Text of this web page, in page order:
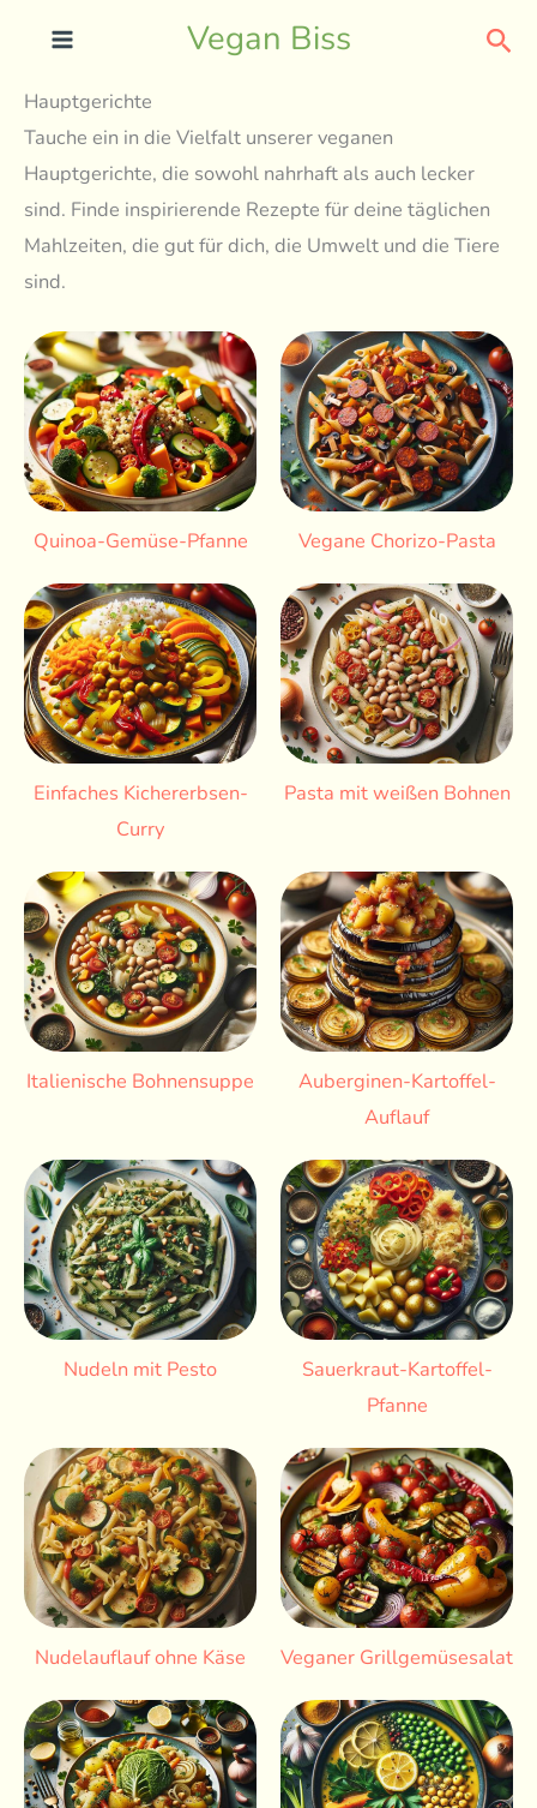
content
Vegan Biss
Hauptgerichte
Tauche ein in die Vielfalt unserer veganen
Hauptgerichte, die sowohl nahrhaft als auch lecker
sind. Finde inspirierende Rezepte für deine täglichen
Mahlzeiten, die gut für dich, die Umwelt und die Tiere
sind.
Quinoa-Gemüse-Pfanne Vegane Chorizo-Pasta
Einfaches Kichererbsen-
Curry
Pasta mit weißen Bohnen
Italienische Bohnensuppe
Auberginen-Kartoffel-
Auflauf
Nudeln mit Pesto
Sauerkraut-Kartoffel-
Pfanne
Nudelauflauf ohne Käse Veganer Grillgemüsesalat